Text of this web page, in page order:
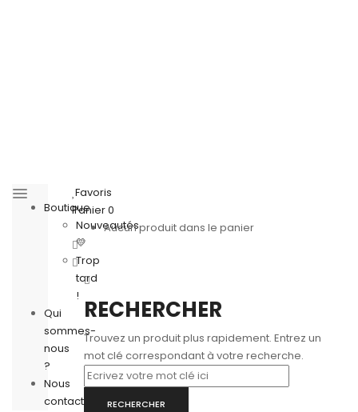
Boutique
Nouveautés
💛
Trop
tard
!
Qui
sommes-
nous
?
Nous
contacter
Favoris
Panier0
Aucun produit dans le panier
RECHERCHER
Trouvez un produit plus rapidement. Entrez un
mot clé correspondant à votre recherche.
RECHERCHER